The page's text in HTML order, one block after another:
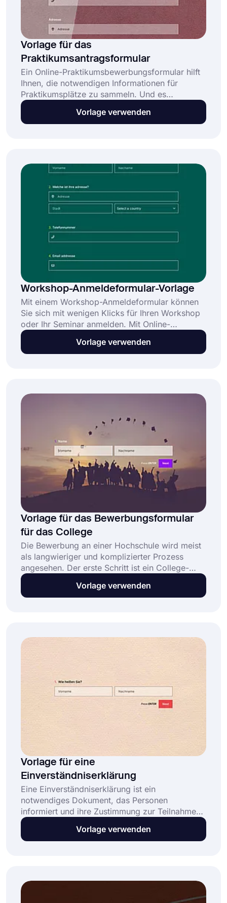
Vorlage für das
Praktikumsantragsformular
Ein Online-Praktikumsbewerbungsformular hilft
Ihnen, die notwendigen Informationen für
Praktikumsplätze zu sammeln. Und es
beschleunigt den Bewertungsprozess für Sie.
Mit einem Bewerbungsformular für ein
und haben Sie die besten Kandidaten für
Praktika in Ihrem Unternehmen!
Vorlage verwenden
Workshop-Anmeldeformular-Vorlage
Mit einem Workshop-Anmeldeformular können
Sie sich mit wenigen Klicks für Ihren Workshop
oder Ihr Seminar anmelden. Mit Online-
Anmeldungen erreichen Sie mehr Menschen und
erleichtern Ihrem Publikum die Workshop-
für Ihren Workshop!
Vorlage verwenden
Vorlage für das Bewerbungsformular
für das College
Die Bewerbung an einer Hochschule wird meist
als langwieriger und komplizierter Prozess
angesehen. Der erste Schritt ist ein College-
Bewerbungsformular, das von zukünftigen
Studenten ausgefüllt werden sollte, und Sie
Vorlage verwenden
Vorlage für eine
Einverständniserklärung
Eine Einverständniserklärung ist ein
notwendiges Dokument, das Personen
informiert und ihre Zustimmung zur Teilnahme
an Forschungsprojekten am Menschen,
klinischen Studien oder medizinischen Verfahren
Vorlage verwenden